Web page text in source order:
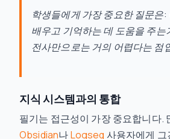
학생들에게 가장 중요한 질문은
배우고 기억하는 데 도움을 주는
전사만으로는 거의 어렵다는 점
지식 시스템과의 통합
필기는 접근성이 가장 중요합니다.
Obsidian나Logseq 사용자에게 그